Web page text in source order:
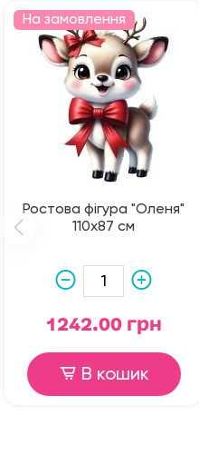
На замовлення
Ростова фігура "Оленя"
110х87 см
1242.00 грн
В кошик